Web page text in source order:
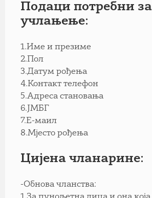
Подаци потребни за
учлањење:
1.Име и презиме
2.Пол
3.Датум рођења
4.Контакт телефон
5.Адреса становања
6.ЈМБГ
7.Е-маил
8.Мјесто рођења
Цијена чланарине:
-Обнова чланства: